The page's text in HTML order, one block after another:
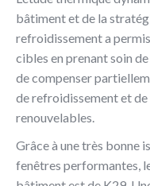
bâtiment et de la
refroidissement a
cibles en prenant soin
de compenser
de refroidissement et de
renouvelables.
Grâce à une très bonne
fenêtres performantes,